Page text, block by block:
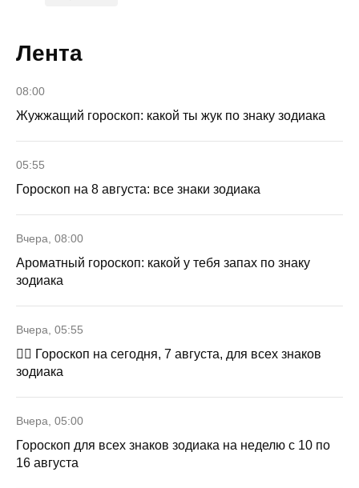
Лента
08:00
Жужжащий гороскоп: какой ты жук по знаку зодиака
05:55
Гороскоп на 8 августа: все знаки зодиака
Вчера, 08:00
Ароматный гороскоп: какой у тебя запах по знаку
зодиака
Вчера, 05:55
🧙‍♀ Гороскоп на сегодня, 7 августа, для всех знаков
зодиака
Вчера, 05:00
Гороскоп для всех знаков зодиака на неделю с 10 по
16 августа